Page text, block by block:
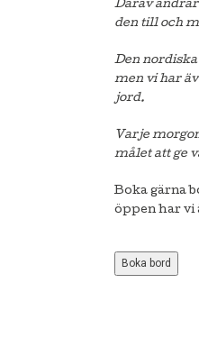
Därav
den till och
Den
men vi har
jord.
Varje
målet att ge
Boka gärna
öppen har vi
Boka bord